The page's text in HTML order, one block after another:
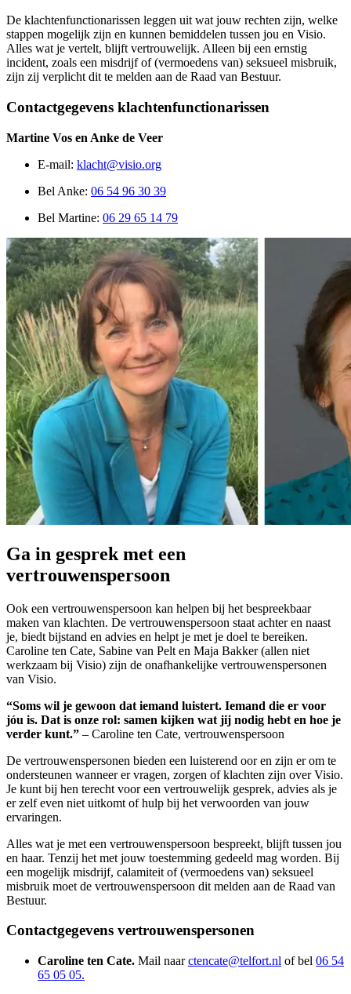
De klachtenfunctionarissen leggen uit wat jouw rechten zijn, welke
stappen mogelijk zijn en kunnen bemiddelen tussen jou en Visio.
Alles wat je vertelt, blijft vertrouwelijk. Alleen bij een ernstig
incident, zoals een misdrijf of (vermoedens van) seksueel misbruik,
zijn zij verplicht dit te melden aan de Raad van Bestuur.
Contactgegevens klachtenfunctionarissen
Martine Vos en Anke de Veer
E-mail: klacht@visio.org
Bel Anke: 06 54 96 30 39
Bel Martine: 06 29 65 14 79
Ga in gesprek met een
vertrouwenspersoon
Ook een vertrouwenspersoon kan helpen bij het bespreekbaar
maken van klachten. De vertrouwenspersoon staat achter en naast
je, biedt bijstand en advies en helpt je met je doel te bereiken.
Caroline ten Cate, Sabine van Pelt en Maja Bakker (allen niet
werkzaam bij Visio) zijn de onafhankelijke vertrouwenspersonen
van Visio.
“Soms wil je gewoon dat iemand luistert. Iemand die er voor
jóu is. Dat is onze rol: samen kijken wat jij nodig hebt en hoe je
verder kunt.” – Caroline ten Cate, vertrouwenspersoon
De vertrouwenspersonen bieden een luisterend oor en zijn er om te
ondersteunen wanneer er vragen, zorgen of klachten zijn over Visio.
Je kunt bij hen terecht voor een vertrouwelijk gesprek, advies als je
er zelf even niet uitkomt of hulp bij het verwoorden van jouw
ervaringen.
Alles wat je met een vertrouwenspersoon bespreekt, blijft tussen jou
en haar. Tenzij het met jouw toestemming gedeeld mag worden. Bij
een mogelijk misdrijf, calamiteit of (vermoedens van) seksueel
misbruik moet de vertrouwenspersoon dit melden aan de Raad van
Bestuur.
Contactgegevens vertrouwenspersonen
Caroline ten Cate. Mail naarctencate@telfort.nl of bel 06 54
65 05 05.